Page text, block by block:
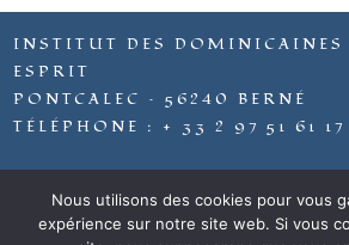
INSTITUT DES
ESPRIT
PONTCALEC – 56240 BERNÉ
TÉLÉPHONE : + 33 2 97 51 61 17
Site développé par
Nous utilisons des cookies pour vous
expérience sur notre site web. Si vous